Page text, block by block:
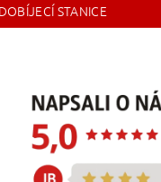
DOBÍJECÍ STANICE